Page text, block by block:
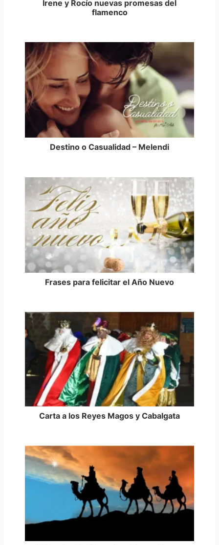
Irene y Rocío nuevas promesas del
flamenco
Destino o Casualidad – Melendi
Frases para felicitar el Año Nuevo
Carta a los Reyes Magos y Cabalgata